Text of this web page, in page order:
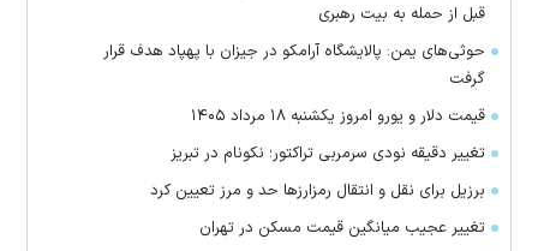
قبل از حمله به بیت رهبری
حوثی‌های یمن: پالایشگاه آرامکو در جیزان با پهپاد هدف قرار
گرفت
قیمت دلار و یورو امروز یکشنبه ۱۸ مرداد ۱۴۰۵
تغییر دقیقه نودی سرمربی تراکتور؛ نکونام در تبریز
برزیل برای نقل‌ و انتقال رمزارز‌ها حد و مرز تعیین کرد
تغییر عجیب میانگین قیمت مسکن در تهران